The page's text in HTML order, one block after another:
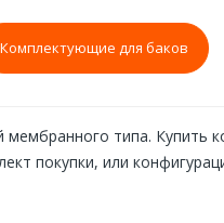
Комплектующие для баков
мембранного типа. Купить
покупки, или